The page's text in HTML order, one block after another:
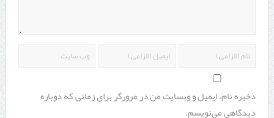
ذخیره نام، ایمیل و وبسایت من در مرورگر برای زمانی که دوباره
دیدگاهی می‌نویسم.